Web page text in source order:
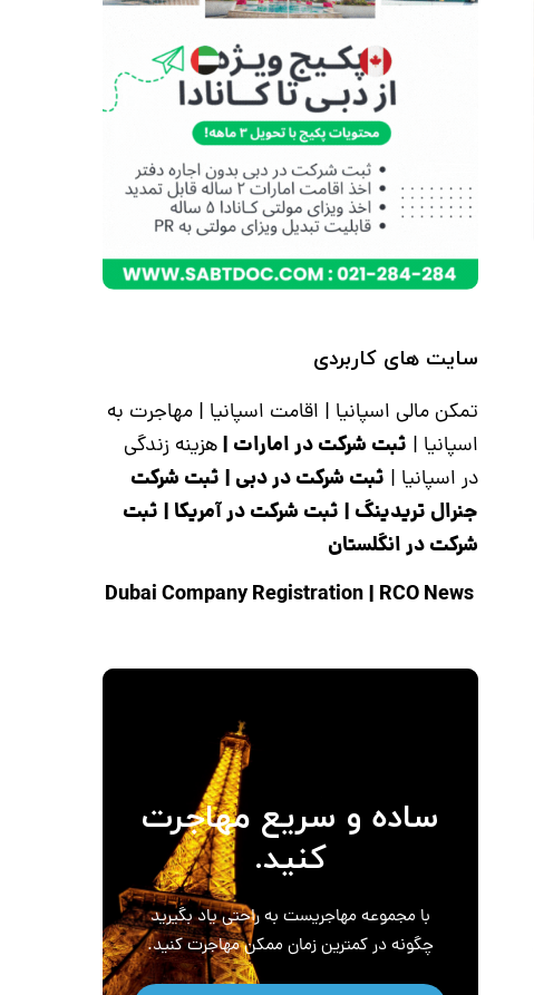
سایت های کاربردی
تمکن مالی اسپانیا | اقامت اسپانیا |مهاجرت به
اسپانیا | ثبت شرکت در امارات |هزینه زندگی
در اسپانیا | ثبت شرکت در دبی | ثبت شرکت
جنرال تریدینگ | ثبت شرکت در آمریکا | ثبت
شرکت در انگلستان
Dubai Company Registration
| RCO News
ساده و سریع مهاجرت
کنید.
با مجموعه مهاجریست به راحتی یاد بگیرید
چگونه در کمترین زمان ممکن مهاجرت کنید.